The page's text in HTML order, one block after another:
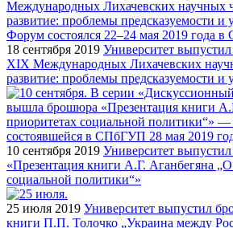
18 сентября 2019 Университет
XIX Международных Лихачевских
развитие: проблемы предсказуемости и
10 сентября 2019 Университет
«Презентация книги А.Г. Аганбегяна
социальной политики“»
25 июля 2019 Университет выпустил
книги П.П. Толочко „Украина между